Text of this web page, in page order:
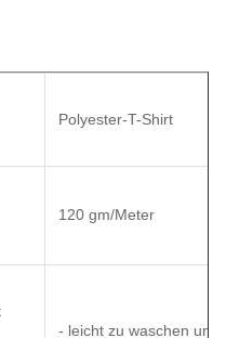
Polyester-T-Shirt
120 gm/Meter
- leicht zu waschen und